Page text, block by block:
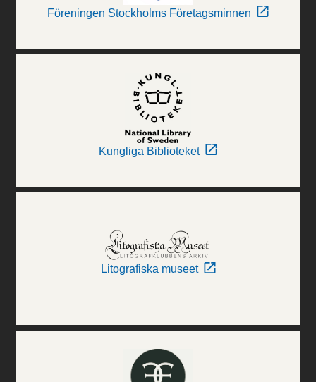
Föreningen Stockholms Företagsminnen
Kungliga Biblioteket
Litografiska museet